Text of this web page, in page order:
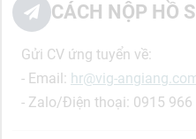
CÁCH NỘP HỒ
Gửi CV ứng tuyển về:
- Email: hr@vig-
- Zalo/Điện thoại: 0915 966